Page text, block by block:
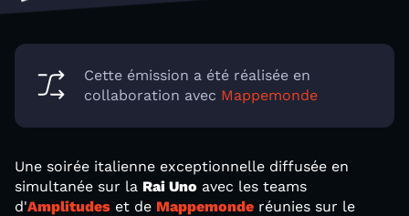
Cette émission a été réalisée en
collaboration avec Mappemonde
Une soirée italienne exceptionnelle diffusée en
simultanée sur la Rai Uno avec les teams
d'Amplitudes et de Mappemonde réunies sur le